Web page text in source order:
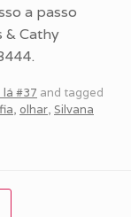
a passo
& Cathy
lá #37 and tagged
, olhar, Silvana